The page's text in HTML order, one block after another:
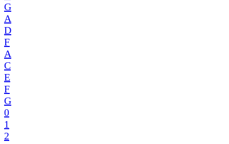
G
A
D
F
A
C
E
F
G
0
1
2